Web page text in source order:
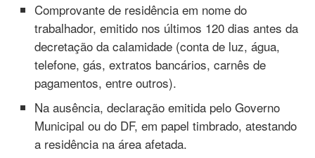
Comprovante de residência em nome do
trabalhador, emitido nos últimos 120 dias antes da
decretação da calamidade (conta de luz, água,
telefone, gás, extratos bancários, carnês de
pagamentos, entre outros).
Na ausência, declaração emitida pelo Governo
Municipal ou do DF, em papel timbrado, atestando
a residência na área afetada.